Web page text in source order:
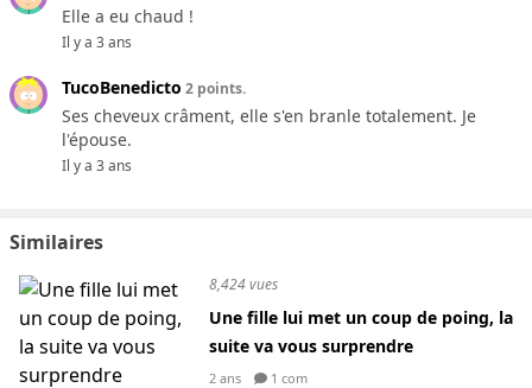
Elle a eu chaud !
Il y a 3 ans
TucoBenedicto 2 points.
Ses cheveux crâment, elle s'en branle totalement. Je
l'épouse.
Il y a 3 ans
Similaires
8,424 vues
Une fille lui met un coup de poing, la
suite va vous surprendre
2 ans 1 com